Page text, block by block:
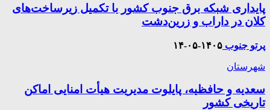
پایداری شبکه برق جنوب کشور با تکمیل زیرساخت‌های
کلان در داراب و زرین‌دشت
پرتو جنوب ۱۴۰۵-۰۵-۱۴
شهرستان
سعدیه و حافظیه، پایلوت مدیریت هیأت امنایی اماکن
تاریخی کشور